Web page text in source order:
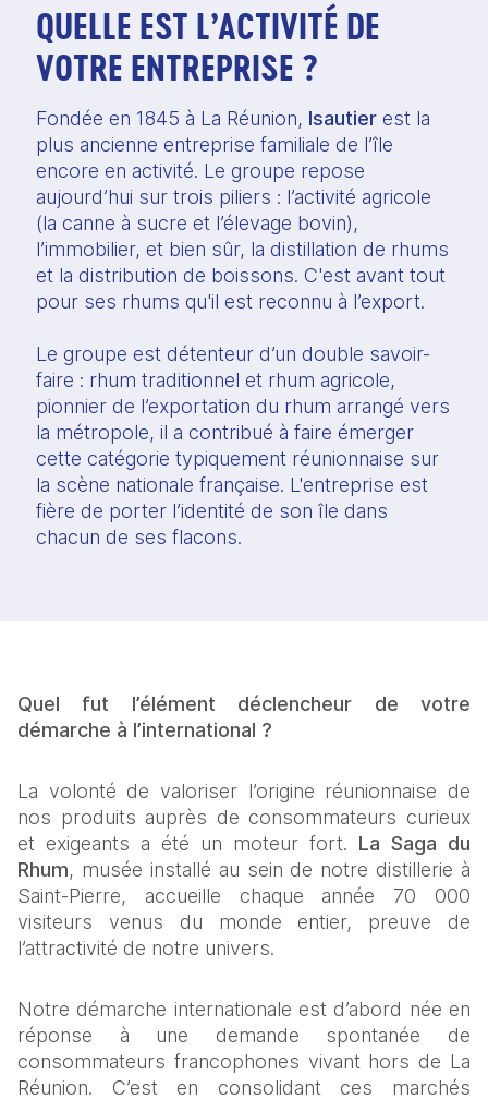
QUELLE EST L’ACTIVITÉ DE
VOTRE ENTREPRISE ?
Fondée en 1845 à La Réunion, Isautier est la
plus ancienne entreprise familiale de l’île
encore en activité. Le groupe repose
aujourd’hui sur trois piliers : l’activité agricole
(la canne à sucre et l’élevage bovin),
l’immobilier, et bien sûr, la distillation de rhums
et la distribution de boissons. C'est avant tout
pour ses rhums qu'il est reconnu à l’export.
Le groupe est détenteur d’un double savoir-
faire : rhum traditionnel et rhum agricole,
pionnier de l’exportation du rhum arrangé vers
la métropole, il a contribué à faire émerger
cette catégorie typiquement réunionnaise sur
la scène nationale française. L'entreprise est
fière de porter l’identité de son île dans
chacun de ses flacons.
Quel fut l’élément déclencheur de votre
démarche à l’international ?
La volonté de valoriser l’origine réunionnaise de
nos produits auprès de consommateurs curieux
et exigeants a été un moteur fort. La Saga du
Rhum, musée installé au sein de notre distillerie à
Saint-Pierre, accueille chaque année 70 000
visiteurs venus du monde entier, preuve de
l’attractivité de notre univers.
Notre démarche internationale est d’abord née en
réponse à une demande spontanée de
consommateurs francophones vivant hors de La
Réunion. C’est en consolidant ces marchés